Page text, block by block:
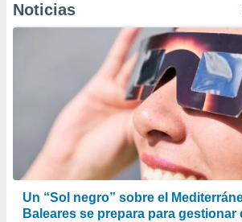
Noticias
Un “Sol negro” sobre el
Baleares se prepara para gestionar